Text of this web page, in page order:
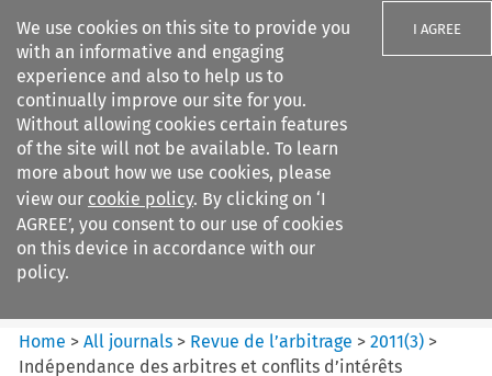
We use cookies on this site to provide you
with an informative and engaging
experience and also to help us to
continually improve our site for you.
Without allowing cookies certain features
of the site will not be available. To learn
more about how we use cookies, please
view our cookie policy. By clicking on ‘I
AGREE’, you consent to our use of cookies
on this device in accordance with our
policy.
I AGREE
Search filters
Revue de
l%E2%80%99arbitrage
Home >All journals > Revue de l’arbitrage >2011(3) >
Indépendance des arbitres et conflits d’intérêts